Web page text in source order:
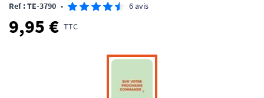
Ref : TE-3790 • 6 avis
9,95 € TTC